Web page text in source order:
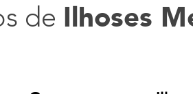
de Ilhoses